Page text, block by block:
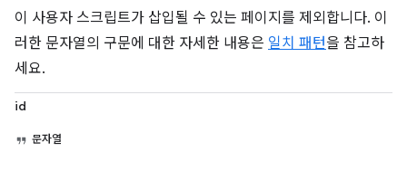
이 사용자 스크립트가 삽입될 수 있는 페이지를 제외합니다. 이
러한 문자열의 구문에 대한 자세한 내용은 일치 패턴을 참고하
세요.
id
문자열